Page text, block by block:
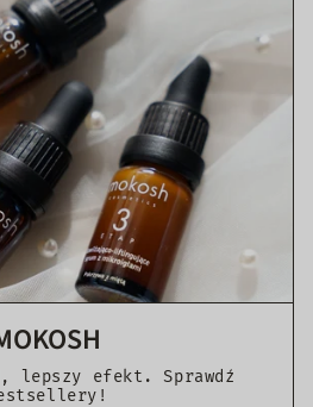
lepszy efekt. Sprawdź